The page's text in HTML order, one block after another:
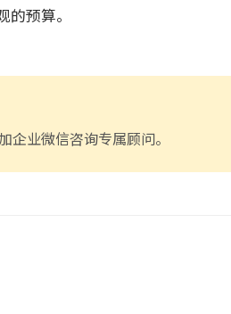
预算。
企业微信咨询专属顾问。